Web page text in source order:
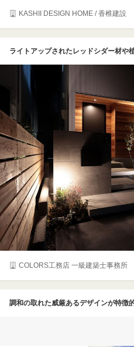
KASHII DESIGN HOME / 香椎建設
COLORS工務店 一級建築士事務所